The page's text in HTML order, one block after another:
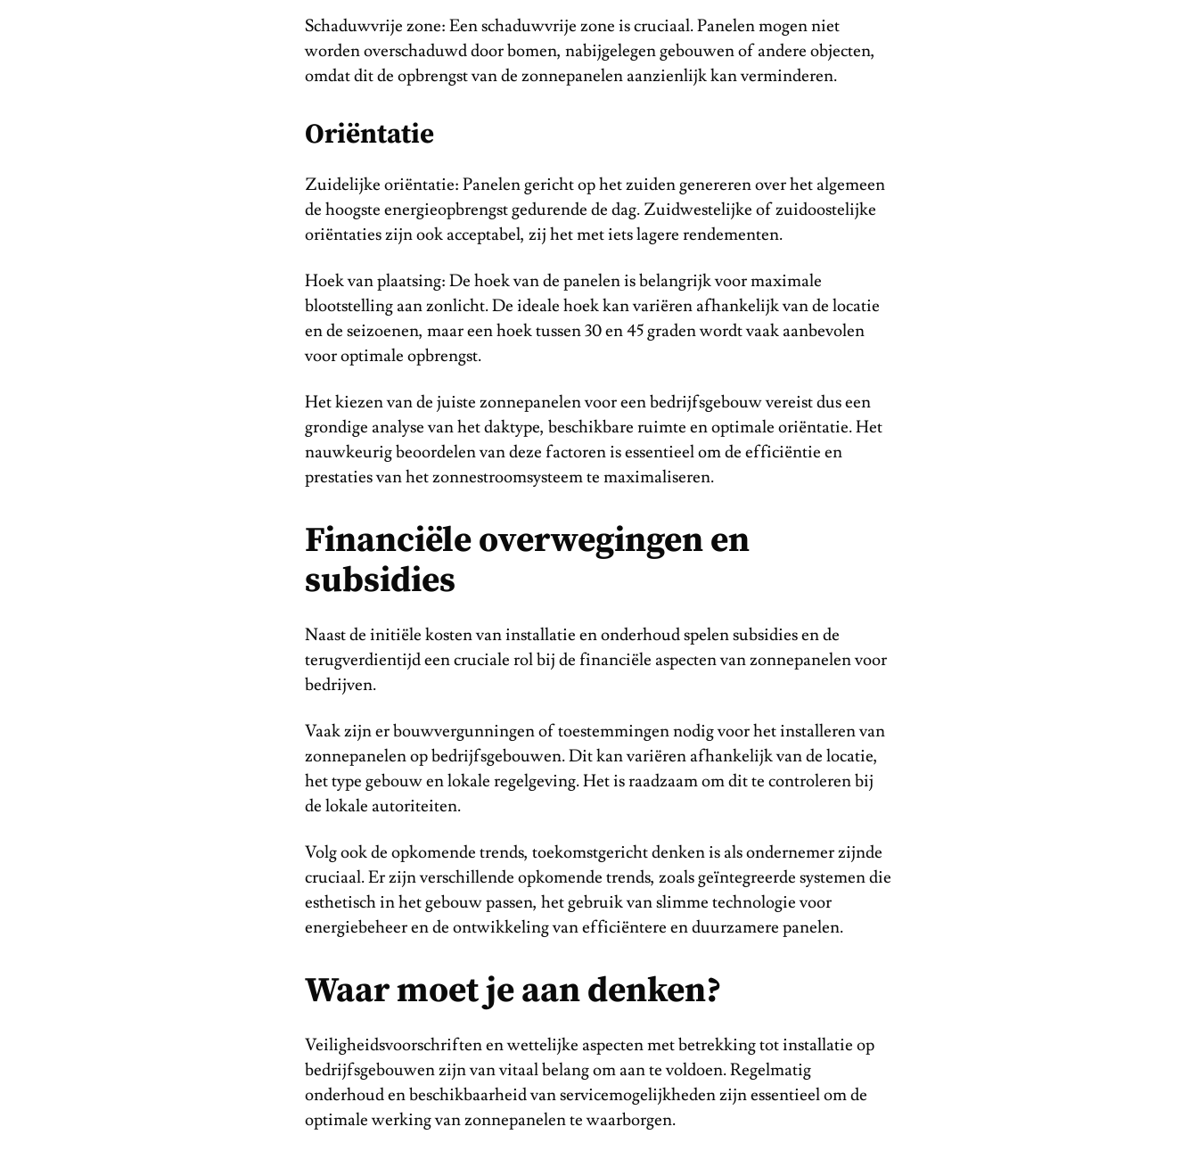
Schaduwvrije zone: Een schaduwvrije zone is cruciaal. Panelen mogen niet
worden overschaduwd door bomen, nabijgelegen gebouwen of andere objecten,
omdat dit de opbrengst van de zonnepanelen aanzienlijk kan verminderen.
Oriëntatie
Zuidelijke oriëntatie: Panelen gericht op het zuiden genereren over het algemeen
de hoogste energieopbrengst gedurende de dag. Zuidwestelijke of zuidoostelijke
oriëntaties zijn ook acceptabel, zij het met iets lagere rendementen.
Hoek van plaatsing: De hoek van de panelen is belangrijk voor maximale
blootstelling aan zonlicht. De ideale hoek kan variëren afhankelijk van de locatie
en de seizoenen, maar een hoek tussen 30 en 45 graden wordt vaak aanbevolen
voor optimale opbrengst.
Het kiezen van de juiste zonnepanelen voor een bedrijfsgebouw vereist dus een
grondige analyse van het daktype, beschikbare ruimte en optimale oriëntatie. Het
nauwkeurig beoordelen van deze factoren is essentieel om de efficiëntie en
prestaties van het zonnestroomsysteem te maximaliseren.
Financiële overwegingen en
subsidies
Naast de initiële kosten van installatie en onderhoud spelen subsidies en de
terugverdientijd een cruciale rol bij de financiële aspecten van zonnepanelen voor
bedrijven.
Vaak zijn er bouwvergunningen of toestemmingen nodig voor het installeren van
zonnepanelen op bedrijfsgebouwen. Dit kan variëren afhankelijk van de locatie,
het type gebouw en lokale regelgeving. Het is raadzaam om dit te controleren bij
de lokale autoriteiten.
Volg ook de opkomende trends, toekomstgericht denken is als ondernemer zijnde
cruciaal. Er zijn verschillende opkomende trends, zoals geïntegreerde systemen die
esthetisch in het gebouw passen, het gebruik van slimme technologie voor
energiebeheer en de ontwikkeling van efficiëntere en duurzamere panelen.
Waar moet je aan denken?
Veiligheidsvoorschriften en wettelijke aspecten met betrekking tot installatie op
bedrijfsgebouwen zijn van vitaal belang om aan te voldoen. Regelmatig
onderhoud en beschikbaarheid van servicemogelijkheden zijn essentieel om de
optimale werking van zonnepanelen te waarborgen.